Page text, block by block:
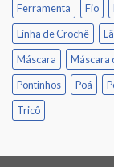
Ferramenta
Fio
Linha de Crochê
Lã
Máscara
Máscara
Pontinhos
Poá
Tricô